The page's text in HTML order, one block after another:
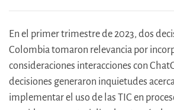
En el primer trimestre de 2023, dos
Colombia tomaron relevancia por
consideraciones interacciones con
decisiones generaron inquietudes
implementar el uso de las TIC en